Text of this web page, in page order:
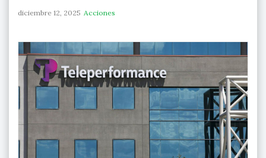
diciembre 12, 2025 Acciones